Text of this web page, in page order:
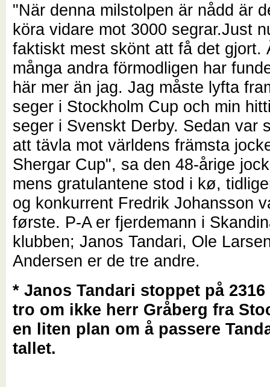
"När denna milstolpen är nådd är
köra vidare mot 3000 segrar.Just
faktiskt mest skönt att få det gjort.
många andra förmodligen har
här mer än jag. Jag måste lyfta
seger i Stockholm Cup och min
seger i Svenskt Derby. Sedan var
att tävla mot världens främsta
Shergar Cup", sa den 48-årige
mens gratulantene stod i kø,
og konkurrent Fredrik Johansson
første. P-A er fjerdemann i
klubben; Janos Tandari, Ole
Andersen er de tre andre.
* Janos Tandari stoppet på
tro om ikke herr Gråberg fra
en liten plan om å passere
tallet.